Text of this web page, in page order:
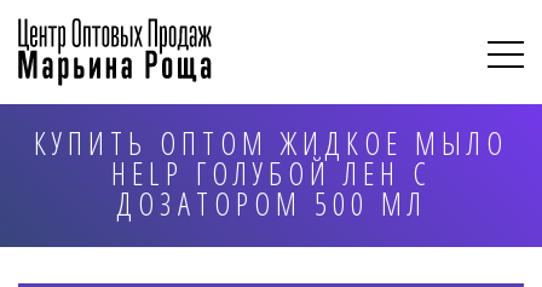
КУПИТЬ ОПТОМ ЖИДКОЕ МЫЛО
HELP ГОЛУБОЙ ЛЕН С
ДОЗАТОРОМ 500 МЛ